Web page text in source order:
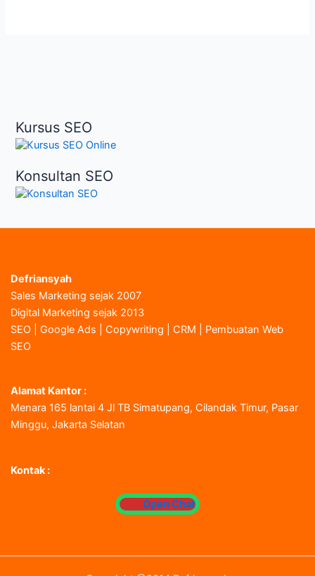
Kursus SEO
Konsultan SEO
Defriansyah
Sales Marketing sejak 2007
Digital Marketing sejak 2013
SEO | Google Ads | Copywriting | CRM | Pembuatan Web
SEO
Alamat Kantor :
Menara 165 lantai 4 Jl TB Simatupang, Cilandak Timur, Pasar
Minggu, Jakarta Selatan
Kontak :
Open Chat